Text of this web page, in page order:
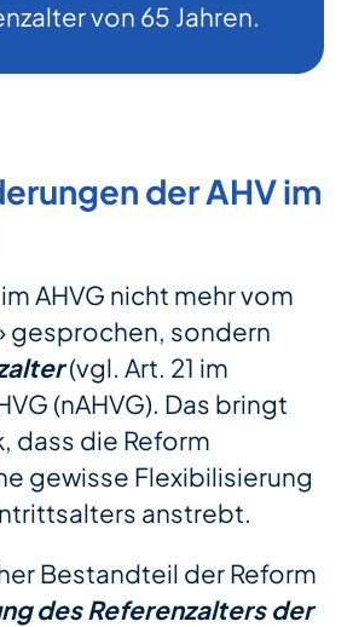
von 65 Jahren.
der AHV im
AHVG nicht mehr vom
gesprochen, sondern
(vgl. Art. 21 im
(nAHVG). Das bringt
dass die Reform
gewisse Flexibilisierung
anstrebt.
Bestandteil der Reform
des Referenzalters der